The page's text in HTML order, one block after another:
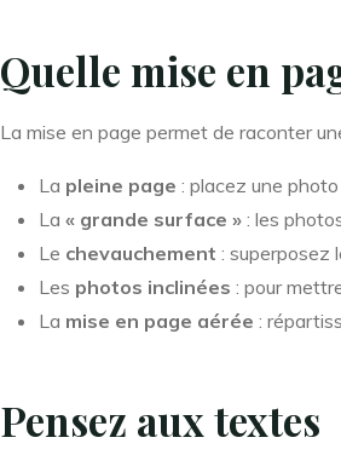
Quelle mise en
La mise en page permet de raconter
La pleine page : placez une
La « grande surface » : les
Le chevauchement : superposez
Les photos inclinées : pour
La mise en page aérée :
Pensez aux textes